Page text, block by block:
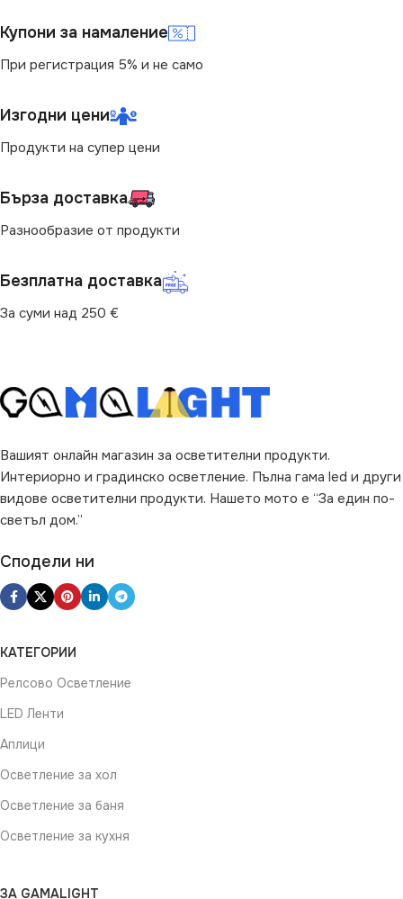
Купони за намаление
При регистрация 5% и не само
Изгодни цени
Продукти на супер цени
Бърза доставка
Разнообразие от продукти
Безплатна доставка
За суми над 250 €
Вашият онлайн магазин за осветителни продукти.
Интериорно и градинско осветление. Пълна гама led и други
видове осветителни продукти. Нашето мото е “За един по-
светъл дом.”
Сподели ни
КАТЕГОРИИ
Релсово Осветление
LED Ленти
Аплици
Осветление за хол
Осветление за баня
Осветление за кухня
ЗА GAMALIGHT